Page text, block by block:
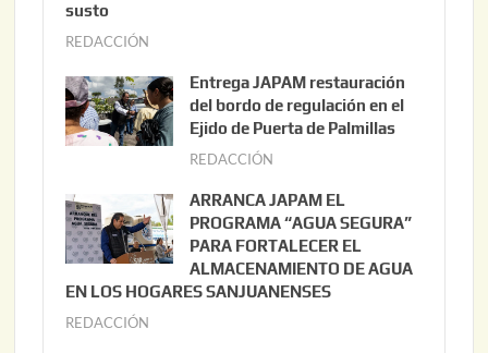
susto
REDACCIÓN
o
s
t
3
,
2
0
Entrega JAPAM restauración
del bordo de regulación en el
Ejido de Puerta de Palmillas
REDACCIÓN
i
o
2
ARRANCA JAPAM EL
PROGRAMA “AGUA SEGURA”
PARA FORTALECER EL
ALMACENAMIENTO DE AGUA
EN LOS HOGARES SANJUANENSES
REDACCIÓN